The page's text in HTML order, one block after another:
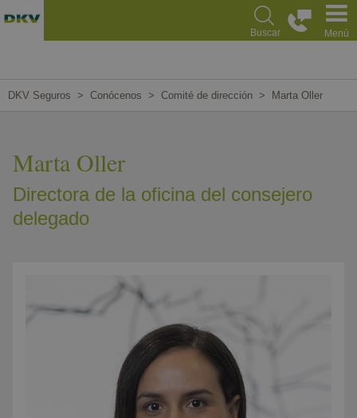
Buscar Menú
DKV Seguros Conócenos Comité de dirección Marta Oller
Marta Oller
Directora de la oficina del consejero
delegado